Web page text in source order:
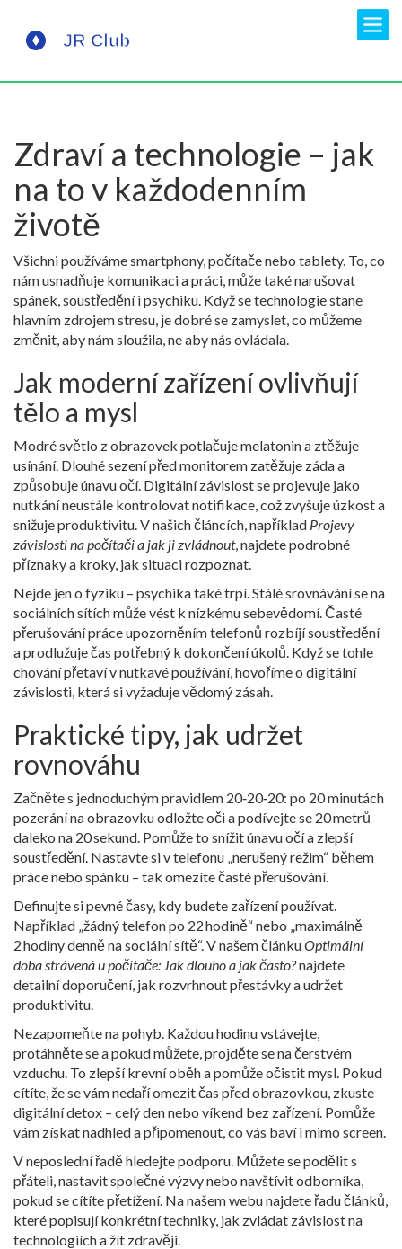
Zdraví a technologie – jak
na to v každodenním
životě
Všichni používáme smartphony, počítače nebo tablety. To, co
nám usnadňuje komunikaci a práci, může také narušovat
spánek, soustředění i psychiku. Když se technologie stane
hlavním zdrojem stresu, je dobré se zamyslet, co můžeme
změnit, aby nám sloužila, ne aby nás ovládala.
Jak moderní zařízení ovlivňují
tělo a mysl
Modré světlo z obrazovek potlačuje melatonin a ztěžuje
usínání. Dlouhé sezení před monitorem zatěžuje záda a
způsobuje únavu očí. Digitální závislost se projevuje jako
nutkání neustále kontrolovat notifikace, což zvyšuje úzkost a
snižuje produktivitu. V našich článcích, například Projevy
závislosti na počítači a jak ji zvládnout, najdete podrobné
příznaky a kroky, jak situaci rozpoznat.
Nejde jen o fyziku – psychika také trpí. Stálé srovnávání se na
sociálních sítích může vést k nízkému sebevědomí. Časté
přerušování práce upozorněním telefonů rozbíjí soustředění
a prodlužuje čas potřebný k dokončení úkolů. Když se tohle
chování přetaví v nutkavé používání, hovoříme o digitální
závislosti, která si vyžaduje vědomý zásah.
Praktické tipy, jak udržet
rovnováhu
Začněte s jednoduchým pravidlem 20‑20‑20: po 20 minutách
pozerání na obrazovku odložte oči a podívejte se 20 metrů
daleko na 20 sekund. Pomůže to snížit únavu očí a zlepší
soustředění. Nastavte si v telefonu „nerušený režim“ během
práce nebo spánku – tak omezíte časté přerušování.
Definujte si pevné časy, kdy budete zařízení používat.
Například „žádný telefon po 22 hodině“ nebo „maximálně
2 hodiny denně na sociální sítě“. V našem článkuOptimální
doba strávená u počítače: Jak dlouho a jak často?najdete
detailní doporučení, jak rozvrhnout přestávky a udržet
produktivitu.
Nezapomeňte na pohyb. Každou hodinu vstávejte,
protáhněte se a pokud můžete, projděte se na čerstvém
vzduchu. To zlepší krevní oběh a pomůže očistit mysl. Pokud
cítíte, že se vám nedaří omezit čas před obrazovkou, zkuste
digitální detox – celý den nebo víkend bez zařízení. Pomůže
vám získat nadhled a připomenout, co vás baví i mimo screen.
V neposlední řadě hledejte podporu. Můžete se podělit s
přáteli, nastavit společné výzvy nebo navštívit odborníka,
pokud se cítíte přetížení. Na našem webu najdete řadu článků,
které popisují konkrétní techniky, jak zvládat závislost na
technologiích a žít zdravěji.